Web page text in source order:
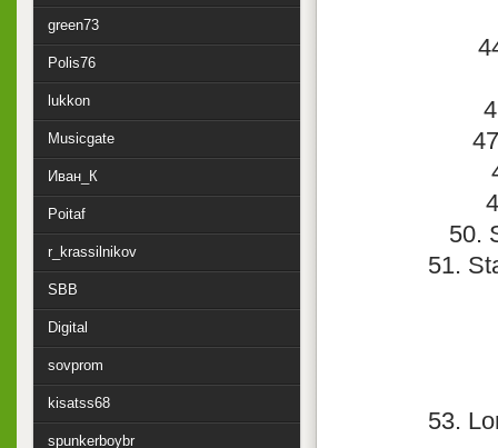
50.
51.
53.
green73
Polis76
lukkon
Musicgate
Иван_К
Poitaf
r_krassilnikov
SBB
Digital
sovprom
kisatss68
spunkerboybr